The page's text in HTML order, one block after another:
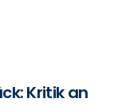
Kritik an